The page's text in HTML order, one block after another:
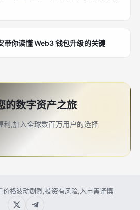
带你读懂 Web3 钱包升级的关键
的数字资产之旅
利,加入全球数百万用户的选择
格波动剧烈,投资有风险,入市需谨慎